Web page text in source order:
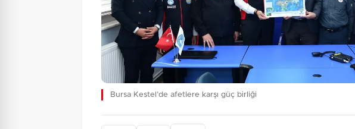
Bursa Kestel’de afetlere karşı güç birliği